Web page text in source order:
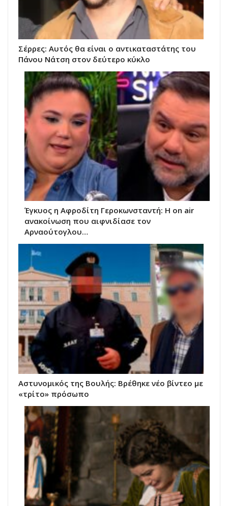
Σέρρες: Αυτός θα είναι ο αντικαταστάτης του
Πάνου Νάτση στον δεύτερο κύκλο
Έγκυος η Αφροδίτη Γεροκωνσταντή: Η on air
ανακοίνωση που αιφνιδίασε τον
Αρναούτογλου…
Αστυνομικός της Βουλής: Βρέθηκε νέο βίντεο με
«τρίτο» πρόσωπο